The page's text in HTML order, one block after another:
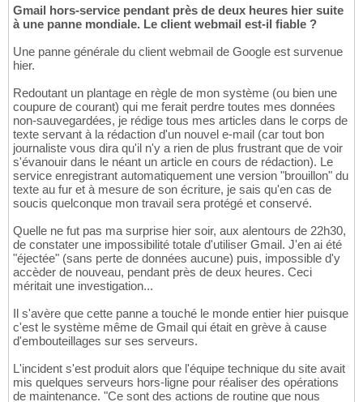
Gmail hors-service pendant près de deux heures hier suite
à une panne mondiale. Le client webmail est-il fiable ?
Une panne générale du client webmail de Google est survenue
hier.
Redoutant un plantage en règle de mon système (ou bien une
coupure de courant) qui me ferait perdre toutes mes données
non-sauvegardées, je rédige tous mes articles dans le corps de
texte servant à la rédaction d'un nouvel e-mail (car tout bon
journaliste vous dira qu'il n'y a rien de plus frustrant que de voir
s'évanouir dans le néant un article en cours de rédaction). Le
service enregistrant automatiquement une version "brouillon" du
texte au fur et à mesure de son écriture, je sais qu'en cas de
soucis quelconque mon travail sera protégé et conservé.
Quelle ne fut pas ma surprise hier soir, aux alentours de 22h30,
de constater une impossibilité totale d'utiliser Gmail. J'en ai été
"éjectée" (sans perte de données aucune) puis, impossible d'y
accèder de nouveau, pendant près de deux heures. Ceci
méritait une investigation...
Il s'avère que cette panne a touché le monde entier hier puisque
c'est le système même de Gmail qui était en grève à cause
d'embouteillages sur ses serveurs.
L'incident s'est produit alors que l'équipe technique du site avait
mis quelques serveurs hors-ligne pour réaliser des opérations
de maintenance. "Ce sont des actions de routine que nous